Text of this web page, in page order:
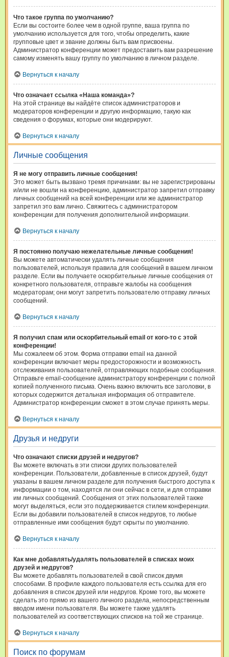
Что такое группа по умолчанию?
Если вы состоите более чем в одной группе, ваша группа по
умолчанию используется для того, чтобы определить, какие
групповые цвет и звание должны быть вам присвоены.
Администратор конференции может предоставить вам разрешение
самому изменять вашу группу по умолчанию в личном разделе.
Вернуться к началу
Что означает ссылка «Наша команда»?
На этой странице вы найдёте список администраторов и
модераторов конференции и другую информацию, такую как
сведения о форумах, которые они модерируют.
Вернуться к началу
Личные сообщения
Я не могу отправить личные сообщения!
Это может быть вызвано тремя причинами: вы не зарегистрированы
и/или не вошли на конференцию, администратор запретил отправку
личных сообщений на всей конференции или же администратор
запретил это вам лично. Свяжитесь с администратором
конференции для получения дополнительной информации.
Вернуться к началу
Я постоянно получаю нежелательные личные сообщения!
Вы можете автоматически удалять личные сообщения
пользователей, используя правила для сообщений в вашем личном
разделе. Если вы получаете оскорбительные личные сообщения от
конкретного пользователя, отправьте жалобы на сообщения
модераторам; они могут запретить пользователю отправку личных
сообщений.
Вернуться к началу
Я получил спам или оскорбительный email от кого-то с этой
конференции!
Мы сожалеем об этом. Форма отправки email на данной
конференции включает меры предосторожности и возможность
отслеживания пользователей, отправляющих подобные сообщения.
Отправьте email-сообщение администратору конференции с полной
копией полученного письма. Очень важно включить все заголовки, в
которых содержится детальная информация об отправителе.
Администратор конференции сможет в этом случае принять меры.
Вернуться к началу
Друзья и недруги
Что означают списки друзей и недругов?
Вы можете включать в эти списки других пользователей
конференции. Пользователи, добавленные в список друзей, будут
указаны в вашем личном разделе для получения быстрого доступа к
информации о том, находятся ли они сейчас в сети, и для отправки
им личных сообщений. Сообщения от этих пользователей также
могут выделяться, если это поддерживается стилем конференции.
Если вы добавили пользователей в список недругов, то любые
отправленные ими сообщения будут скрыты по умолчанию.
Вернуться к началу
Как мне добавлять/удалять пользователей в списках моих
друзей и недругов?
Вы можете добавлять пользователей в свой список двумя
способами. В профиле каждого пользователя есть ссылка для его
добавления в список друзей или недругов. Кроме того, вы можете
сделать это прямо из вашего личного раздела, непосредственным
вводом имени пользователя. Вы можете также удалять
пользователей из соответствующих списков на той же странице.
Вернуться к началу
Поиск по форумам